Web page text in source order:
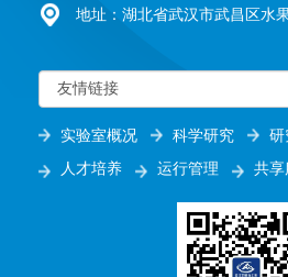
地址：湖北省武汉市武昌区水
实验室概况 科学研究 研
人才培养
运行管理 共享